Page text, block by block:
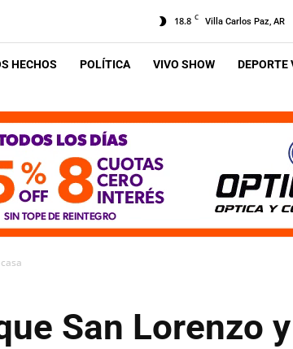
18.8 C Villa Carlos Paz, AR
HECHOS POLÍTICA VIVO SHOW DEPORTE
San Lorenzo